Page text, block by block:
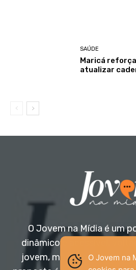
SAÚDE
Maricá
atualizar
O Jovem na Mídia é um
dinâmico e acessível,
jovem, mas aberto a todas
O Jovem na